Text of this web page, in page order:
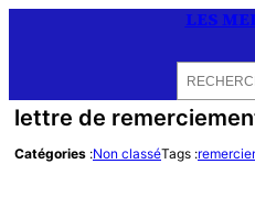
LES
lettre de
Catégories :Non classéTags :